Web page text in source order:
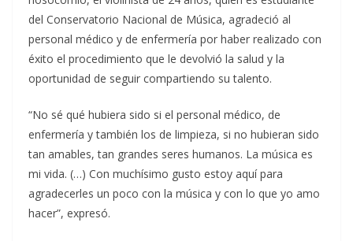
del Conservatorio Nacional de Música, agradeció al
personal médico y de enfermería por haber realizado con
éxito el procedimiento que le devolvió la salud y la
oportunidad de seguir compartiendo su talento.
“No sé qué hubiera sido si el personal médico, de
enfermería y también los de limpieza, si no hubieran sido
tan amables, tan grandes seres humanos. La música es
mi vida. (…) Con muchísimo gusto estoy aquí para
agradecerles un poco con la música y con lo que yo amo
hacer”, expresó.